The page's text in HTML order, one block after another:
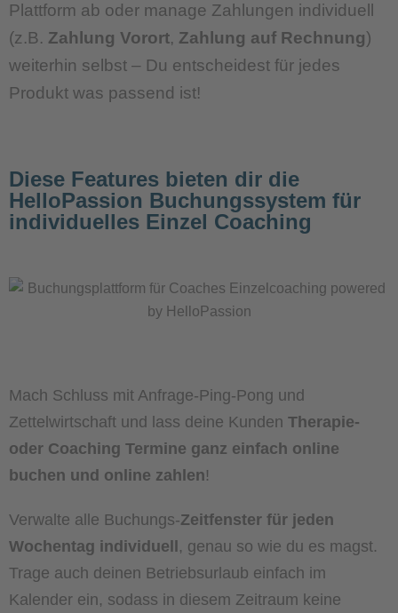
Plattform ab oder manage Zahlungen individuell
(z.B. Zahlung Vorort, Zahlung auf Rechnung)
weiterhin selbst – Du entscheidest für jedes
Produkt was passend ist!
Diese Features bieten dir die
HelloPassion Buchungssystem für
individuelles Einzel Coaching
Mach Schluss mit Anfrage-Ping-Pong und
Zettelwirtschaft und lass deine Kunden Therapie-
oder Coaching Termine ganz einfach online
buchen und online zahlen!
Verwalte alle Buchungs-Zeitfenster für jeden
Wochentag individuell , genau so wie du es magst.
Trage auch deinen Betriebsurlaub einfach im
Kalender ein, sodass in diesem Zeitraum keine